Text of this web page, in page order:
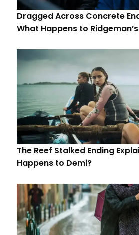
Dragged Across Concrete
What Happens to
The Reef Stalked Ending
Happens to Demi?